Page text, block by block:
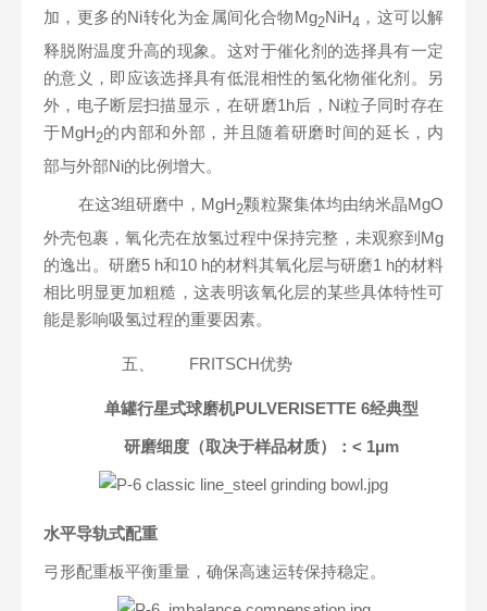
加，更多的Ni转化为金属间化合物Mg2NiH4 ，这可以解
释脱附温度升高的现象。这对于催化剂的选择具有一定
的意义，即应该选择具有低混相性的氢化物催化剂。另
外，电子断层扫描显示，在研磨1h后，Ni粒子同时存在
于MgH2的内部和外部，并且随着研磨时间的延长，内
部与外部Ni的比例增大。
在这3组研磨中，MgH2颗粒聚集体均由纳米晶MgO
外壳包裹，氧化壳在放氢过程中保持完整，未观察到Mg
的逸出。研磨5 h和10 h的材料其氧化层与研磨1 h的材料
相比明显更加粗糙，这表明该氧化层的某些具体特性可
能是影响吸氢过程的重要因素。
五、 FRITSCH优势
单罐行星式球磨机PULVERISETTE 6经典型
研磨细度（取决于样品材质）：< 1μm
水平导轨式配重
弓形配重板平衡重量，确保高速运转保持稳定。